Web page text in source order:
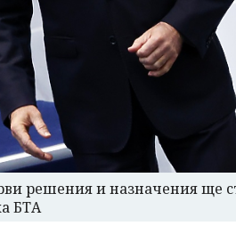
решения и назначения ще
БТА